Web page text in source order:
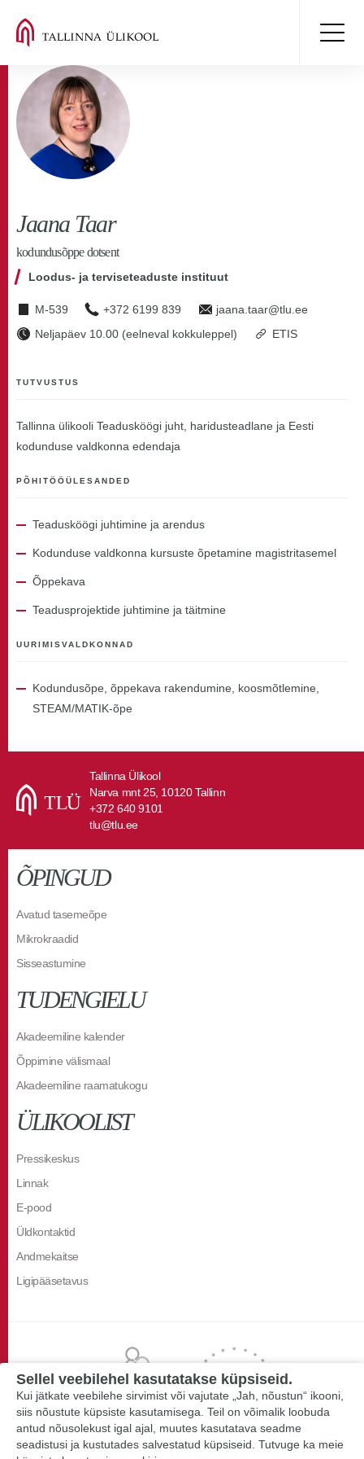
Jaana Taar
kodundusõppe dotsent
Loodus- ja terviseteaduste instituut
M-539 +372 6199 839
jaana.taar@tlu.ee
Neljapäev 10.00 (eelneval kokkuleppel)
ETIS
TUTVUSTUS
Tallinna ülikooli Teadusköögi juht, haridusteadlane ja Eesti
kodunduse valdkonna edendaja
PÕHITÖÖÜLESANDED
Teadusköögi juhtimine ja arendus
Kodunduse valdkonna kursuste õpetamine magistritasemel
Õppekava
Teadusprojektide juhtimine ja täitmine
UURIMISVALDKONNAD
Kodundusõpe, õppekava rakendumine, koosmõtlemine,
STEAM/MATIK-õpe
Tallinna Ülikool
Narva mnt 25, 10120 Tallinn
+372 640 9101
tlu@tlu.ee
ÕPINGUD
Avatud tasemeõpe
Mikrokraadid
Sisseastumine
TUDENGIELU
Akadeemiline kalender
Õppimine välismaal
Akadeemiline raamatukogu
ÜLIKOOLIST
Pressikeskus
Linnak
E-pood
Üldkontaktid
Andmekaitse
Ligipääsetavus
Sellel veebilehel kasutatakse küpsiseid.
Kui jätkate veebilehe sirvimist või vajutate „Jah, nõustun“ ikooni,
siis nõustute küpsiste kasutamisega. Teil on võimalik loobuda
antud nõusolekust igal ajal, muutes kasutatava seadme
seadistusi ja kustutades salvestatud küpsiseid. Tutvuge ka meie